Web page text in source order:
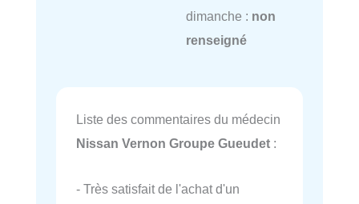
dimanche : non
renseigné
Liste des commentaires du médecin
Nissan Vernon Groupe Gueudet :
- Très satisfait de l'achat d'un